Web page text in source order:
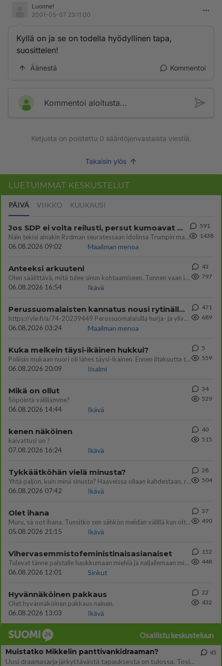
Luonne!
2001-05-07 23:11:00
Kyllä on ja se on todella hyödyllinen tapa,
suosittelen!
Äänestä Kommentoi
Kommentoi aloitusta...
Ketjusta on poistettu 0 sääntöjenvastaista viestiä.
Takaisin ylös
LUETUIMMAT KESKUSTELUT
PÄIVÄ VIIKKO KUUKAUSI
Jos SDP ei voita reilusti, persut kumoavat demokratian Suomesta
Näin tekisi ainakin Rydman seuratessaan idolinsa Trumpin mallia https://www.is.fi/politiikka/art-2000012187244.html
06.08.2026 09:02
Maailman menoa
591
1438
Anteeksi arkuuteni
Olen säälittävä, mitä tulee sinun kohtaamiseen. Tunnen vaan itseni todella epävarmaksi sun kanssa. Jos minun olisi pitän
06.08.2026 16:54
Ikävä
43
797
Perussuomalaisten kannatus nousi rytinällä Ylen tänään julkaisemassa tuoreimmassa gallup-kyselyssä.
https://yle.fi/a/74-20239449 Perussuomalaisilla hurja- ja ylivoimaisesti suurin nousu tässä uudessa Ylen gallupissa. Kyl
06.08.2026 03:24
Maailman menoa
471
689
Kuka melkein täysi-ikäinen hukkui?
Poliisin mukaan nuori oli lähes täysi-ikäinen. Ennen iltakuutta tulleen ilmoituksen mukaan ihminen oli joutunut mahdoll
06.08.2026 20:09
Iisalmi
5
559
Mikä on ollut
Söpöintä välillämme?
06.08.2026 14:44
Ikävä
34
529
kenen näköinen
kaivattusi on ?
07.08.2026 16:24
Ikävä
40
515
Tykkäätköhän vielä minusta?
Yhtä paljon, kuin minä sinusta? Haaveissa ollaan kahdestaan, rauhassa ja lähennytään fyysisesti ja tutustutaan syvemmin
06.08.2026 07:42
Ikävä
28
504
Olet ihana
Muru, sä oot ihana. Tunsitko sen sähkön meidän välillä kun oltiin ihan låhekkäin? 👩‍❤️‍👩❤️😼😘
05.08.2026 21:15
Ikävä
37
490
Vihervasemmistofeministinaisasianaiset
Tulevat tänne palstalle haukkumaan miehiä ja naljailemaan miehelle, kehuvat olevansa heitä parempia. Itse asuvat MIEHE
06.08.2026 12:01
Sinkut
152
448
Hyvännäköinen pakkaus
Olet hyvännäköinen pakkaus nainen.
06.08.2026 13:03
Ikävä
22
432
Osallistu keskusteluun
Muistatko Mikkelin panttivankidraaman?
Uusi draamasarja järkyttävästä tapauksesta on tulossa. Tositapahtumiin perustuva sarja ammentaa vuoden 1986 Mikkelin pan
45